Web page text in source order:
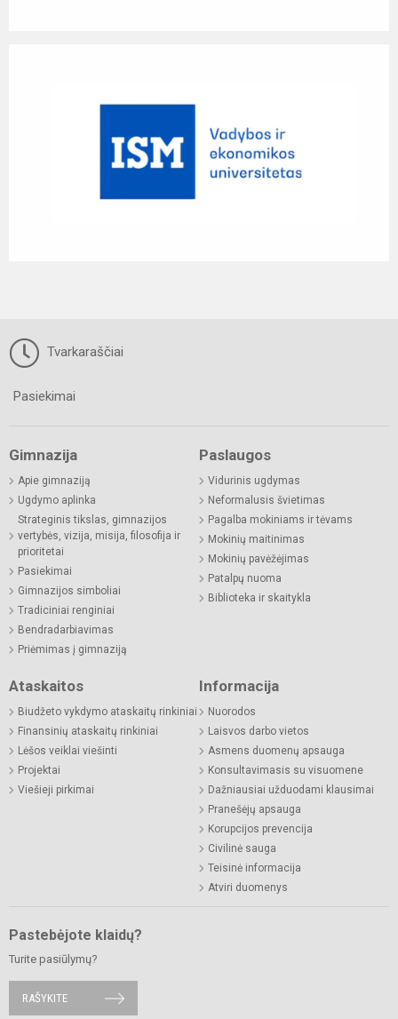
Tvarkaraščiai
Pasiekimai
Gimnazija
Apie gimnaziją
Ugdymo aplinka
Strateginis tikslas, gimnazijos
vertybės, vizija, misija, filosofija ir
prioritetai
Pasiekimai
Gimnazijos simboliai
Tradiciniai renginiai
Bendradarbiavimas
Priėmimas į gimnaziją
Paslaugos
Vidurinis ugdymas
Neformalusis švietimas
Pagalba mokiniams ir tėvams
Mokinių maitinimas
Mokinių pavėžėjimas
Patalpų nuoma
Biblioteka ir skaitykla
Ataskaitos
Biudžeto vykdymo ataskaitų rinkiniai
Finansinių ataskaitų rinkiniai
Lėšos veiklai viešinti
Projektai
Viešieji pirkimai
Informacija
Nuorodos
Laisvos darbo vietos
Asmens duomenų apsauga
Konsultavimasis su visuomene
Dažniausiai užduodami klausimai
Pranešėjų apsauga
Korupcijos prevencija
Civilinė sauga
Teisinė informacija
Atviri duomenys
Pastebėjote klaidų?
Turite pasiūlymų?
RAŠYKITE